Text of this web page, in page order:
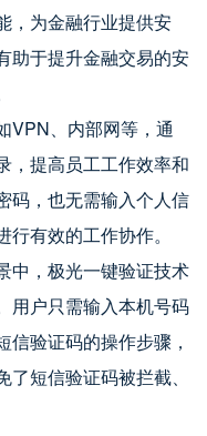
，为金融行业提供安
助于提升金融交易的安
VPN、内部网等，通
，提高员工工作效率和
码，也无需输入个人信
有效的工作协作。
中，极光一键验证技术
用户只需输入本机号码
验证码的操作步骤，
短信验证码被拦截、